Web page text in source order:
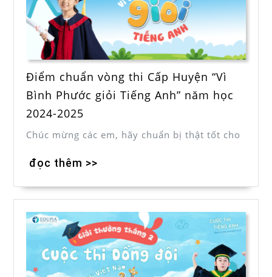
Điểm chuẩn vòng thi Cấp Huyện “Vì
Bình Phước giỏi Tiếng Anh” năm học
2024-2025
Chúc mừng các em, hãy chuẩn bị thật tốt cho
đọc thêm >>